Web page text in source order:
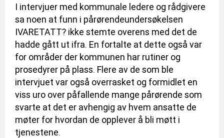
I intervjuer med kommunale ledere og rådgivere
sa noen at funn i pårørendeundersøkelsen
IVARETATT? ikke stemte overens med det de
hadde gått ut ifra. En fortalte at dette også var
for områder der kommunen har rutiner og
prosedyrer på plass. Flere av de som ble
intervjuet var også overrasket og formidlet en
viss uro over påfallende mange pårørende som
svarte at det er avhengig av hvem ansatte de
møter for hvordan de opplever å bli møtt i
tjenestene.